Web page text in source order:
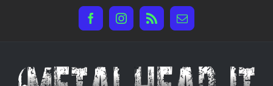
FacebookInstagram
Rss Email